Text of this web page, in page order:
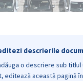
descrierile
o descriere sub titlul
editează această pagină